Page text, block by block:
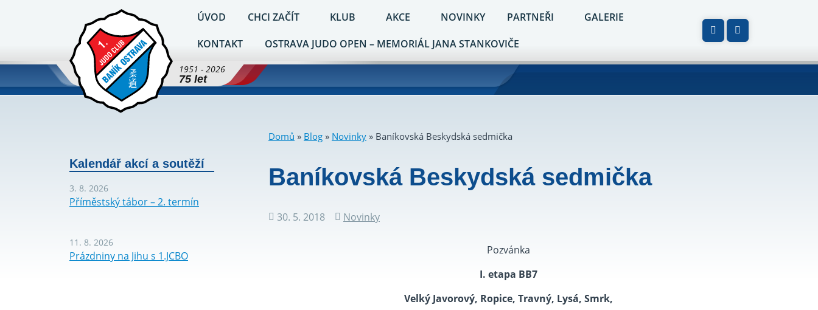
1951 - 2026
75 let
ÚVOD CHCI ZAČÍT KLUB AKCE NOVINKY PARTNEŘI
GALERIE
KONTAKT
OSTRAVA JUDO OPEN – MEMORIÁL JANA STANKOVIČE
Domů » Blog » Novinky » Baníkovská Beskydská sedmička
Baníkovská Beskydská sedmička
Datum
30. 5. 2018 Rubriky
Novinky
Pozvánka
I. etapa BB7
Velký Javorový, Ropice, Travný, Lysá, Smrk,
Kalendář akcí a soutěží
3. 8. 2026
Příměstský tábor – 2. termín
11. 8. 2026
Prázdniny na Jihu s 1.JCBO